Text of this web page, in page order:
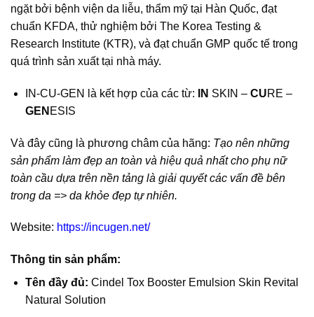
ngặt bởi bệnh viện da liễu, thẩm mỹ tại Hàn Quốc, đạt
chuẩn KFDA, thử nghiệm bởi The Korea Testing &
Research Institute (KTR), và đạt chuẩn GMP quốc tế trong
quá trình sản xuất tại nhà máy.
IN-CU-GEN là kết hợp của các từ: IN SKIN – CURE –
GEN ESIS
Và đây cũng là phương châm của hãng: Tạo nên những
sản phẩm làm đẹp an toàn và hiệu quả nhất cho phụ nữ
toàn cầu dựa trên nền tảng là giải quyết các vấn đề bên
trong da => da khỏe đẹp tự nhiên.
Website: https://incugen.net/
Thông tin sản phẩm:
Tên đầy đủ: Cindel Tox Booster Emulsion Skin Revital
Natural Solution